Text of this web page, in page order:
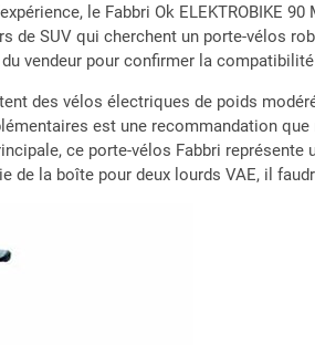
le Fabbri Ok ELEKTROBIKE
de SUV qui cherchent un porte-vélos
vendeur pour confirmer la
des vélos électriques de poids
est une recommandation
ce porte-vélos Fabbri
la boîte pour deux lourds VAE, il